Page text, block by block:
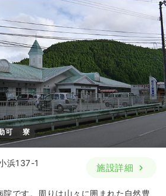
可 寮
浜137-1 施設詳細
です。周りは山々に囲まれた自然豊